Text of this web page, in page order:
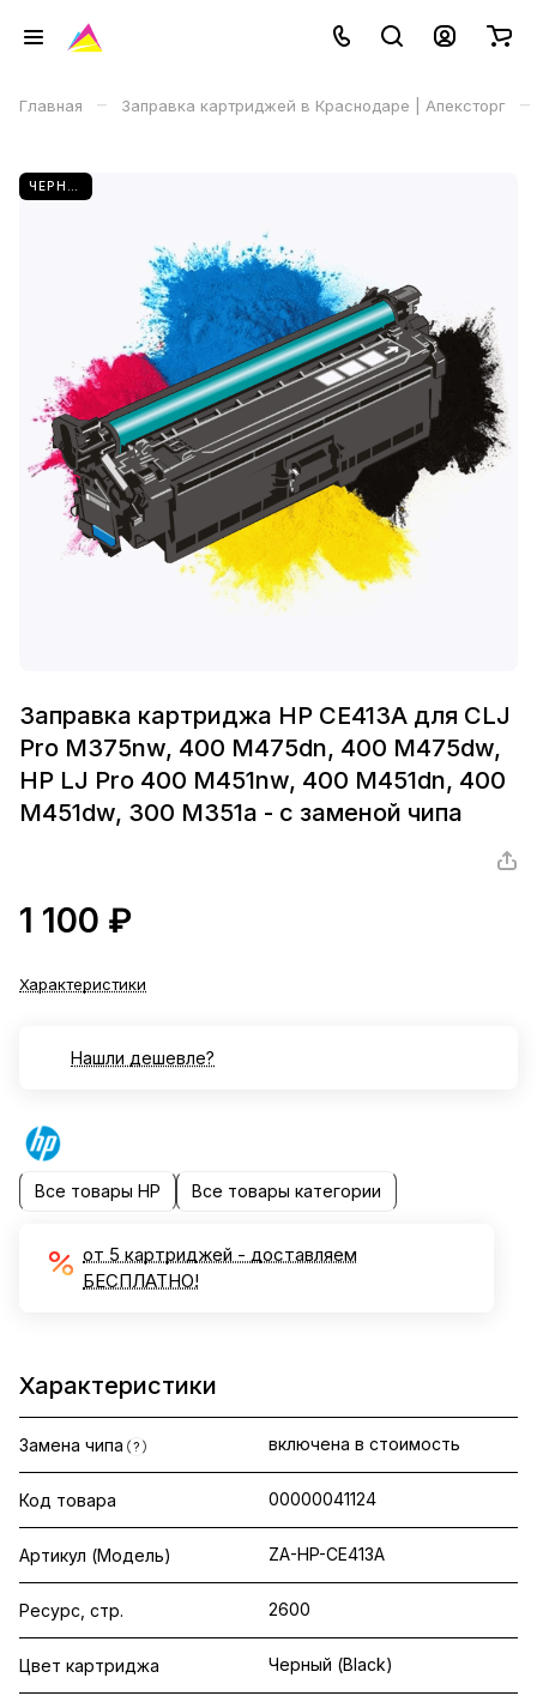
Главная – Заправка картриджей в Краснодаре | Апексторг –
Заправка картриджа HP CE413A для CLJ
Pro M375nw, 400 M475dn, 400 M475dw,
HP LJ Pro 400 M451nw, 400 M451dn, 400
M451dw, 300 M351a - с заменой чипа
1 100 ₽
Характеристики
Нашли дешевле?
Все товары HP Все товары категории
от 5 картриджей - доставляем
БЕСПЛАТНО!
Характеристики
Замена чипа ? включена в стоимость
Код товара 00000041124
Артикул (Модель) ZA-HP-CE413A
Ресурс, стр. 2600
Цвет картриджа Черный (Black)